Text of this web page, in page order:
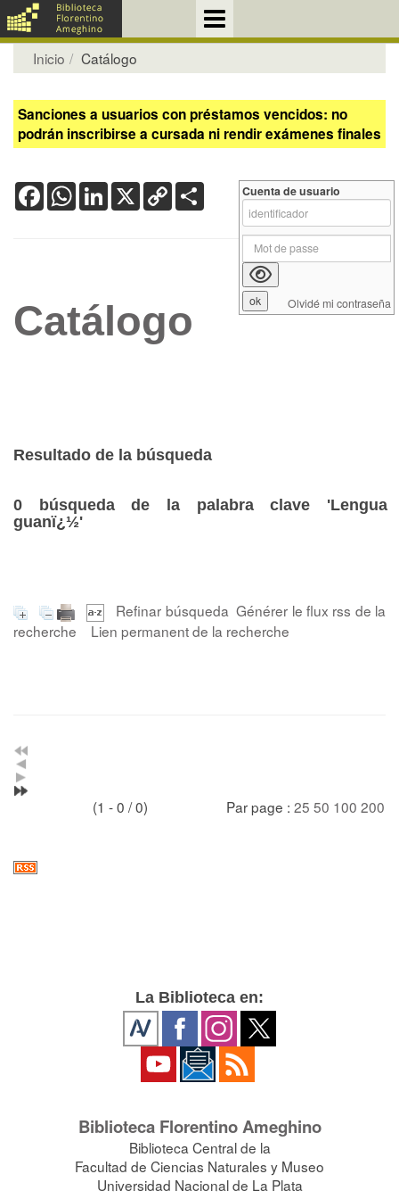
Inicio Catálogo
Sanciones a usuarios con préstamos vencidos: no
podrán inscribirse a cursada ni rendir exámenes finales
FacebookWhatsApp
LinkedIn
X Copy
Link
Catálogo
Resultado de la búsqueda
0 búsqueda de la palabra clave 'Lengua
guanï¿½'
Refinar búsqueda Générer le flux rss de la
recherche
Lien permanent de la recherche
(1 - 0 / 0) Par page : 25 50 100 200
Cuenta de usuario
Olvidé mi contraseña
La Biblioteca en:
Biblioteca Florentino Ameghino
Biblioteca Central de la
Facultad de Ciencias Naturales y Museo
Universidad Nacional de La Plata